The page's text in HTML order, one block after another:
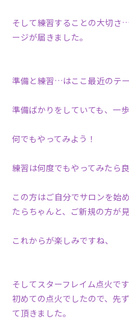
そして練習することの大切さ
ージが届きました。
準備と練習…はここ最近のテー
準備ばかりをしていても、一
何でもやってみよう！
練習は何度でもやってみたら
この方はご自分でサロンを始
たらちゃんと、ご新規の方が
これからが楽しみですね、
そしてスターフレイム点火で
初めての点火でしたので、先
て頂きました。